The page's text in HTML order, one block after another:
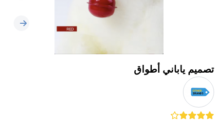
تصميم ياباني ‌أطواق